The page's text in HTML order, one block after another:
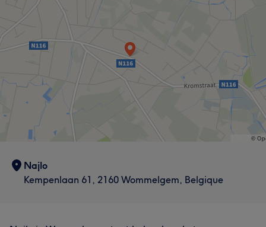
Najlo
Kempenlaan 61, 2160 Wommelgem, Belgique